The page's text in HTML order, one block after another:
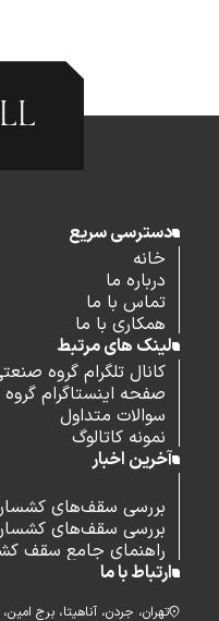
دسترسی سریع
خانه
درباره ما
تماس با ما
همکاری با ما
لینک های مرتبط
کانال تلگرام گروه
صفحه اینستاگرام
سوالات متداول
نمونه کاتالوگ
آخرین اخبار
بررسی سقف‌های کشسان
بررسی سقف‌های
راهنمای جامع سقف
ارتباط با ما
تهران، جردن، آناهیتا، برج امین،